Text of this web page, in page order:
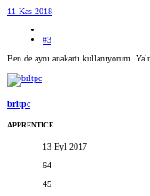
11 Kas 2018
#3
Ben de aynı anakartı kullanıyorum.
brltpc
APPRENTICE
13 Eyl 2017
64
45